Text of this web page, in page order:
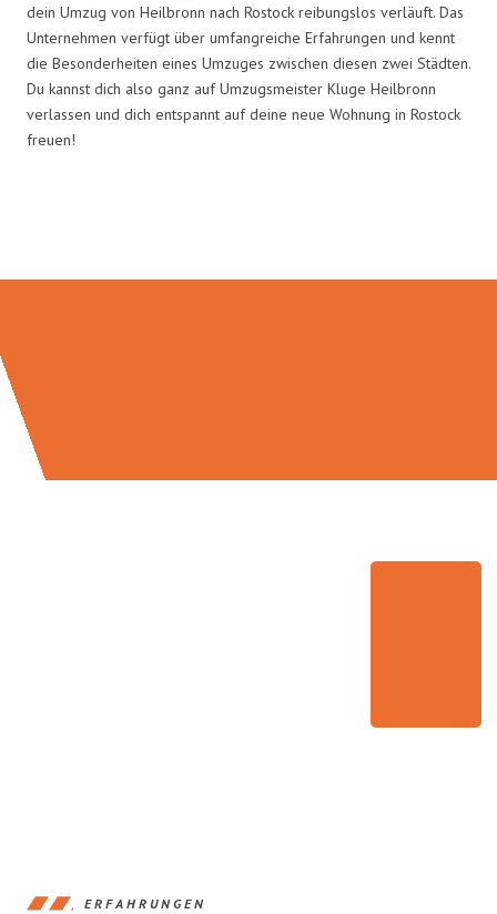
dein Umzug von Heilbronn nach Rostock reibungslos verläuft. Das
Unternehmen verfügt über umfangreiche Erfahrungen und kennt
die Besonderheiten eines Umzuges zwischen diesen zwei Städten.
Du kannst dich also ganz auf Umzugsmeister Kluge Heilbronn
verlassen und dich entspannt auf deine neue Wohnung in Rostock
freuen!
ERFAHRUNGEN